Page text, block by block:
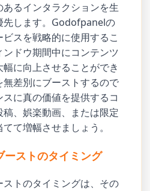
るインタラクションを生
先します。Godofpanelの
スを戦略的に使用するこ
ドウ期間中にコンテンツ
に向上させることができ
無差別にブーストするので
に真の価値を提供するコ
、娯楽動画、または限定
て増幅させましょう。
ーストのタイミング
トのタイミングは、その